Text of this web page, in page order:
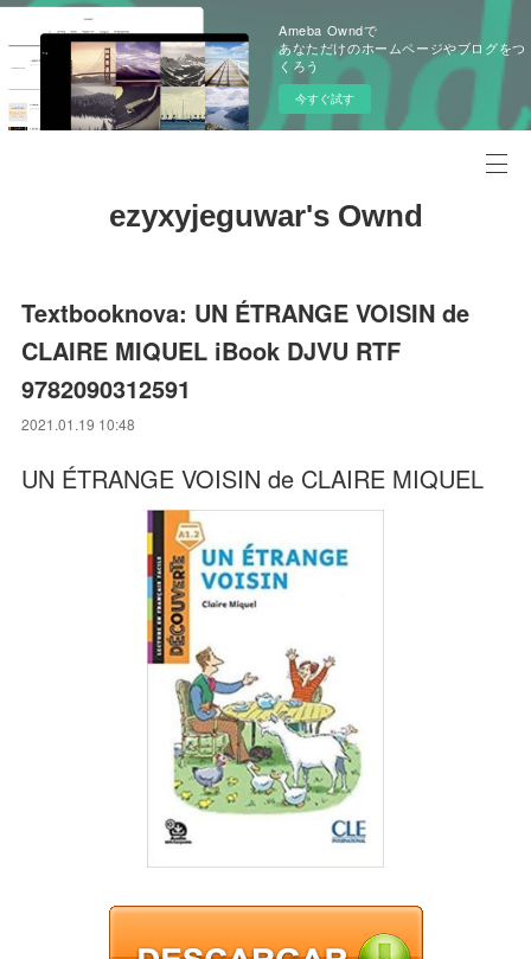
Ameba Owndで
あなただけのホームページやブログをつ
くろう
今すぐ試す
ezyxyjeguwar's Ownd
Textbooknova: UN ÉTRANGE VOISIN de
CLAIRE MIQUEL iBook DJVU RTF
9782090312591
2021.01.19 10:48
UN ÉTRANGE VOISIN de CLAIRE MIQUEL